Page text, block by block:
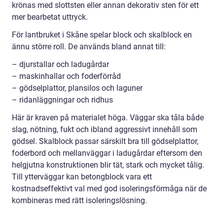
krönas med slottsten eller annan dekorativ sten för ett
mer bearbetat uttryck.
För lantbruket i Skåne spelar block och skalblock en
ännu större roll. De används bland annat till:
– djurstallar och ladugårdar
– maskinhallar och foderförråd
– gödselplattor, plansilos och laguner
– ridanläggningar och ridhus
Här är kraven på materialet höga. Väggar ska tåla både
slag, nötning, fukt och ibland aggressivt innehåll som
gödsel. Skalblock passar särskilt bra till gödselplattor,
foderbord och mellanväggar i ladugårdar eftersom den
helgjutna konstruktionen blir tät, stark och mycket tålig.
Till ytterväggar kan betongblock vara ett
kostnadseffektivt val med god isoleringsförmåga när de
kombineras med rätt isoleringslösning.